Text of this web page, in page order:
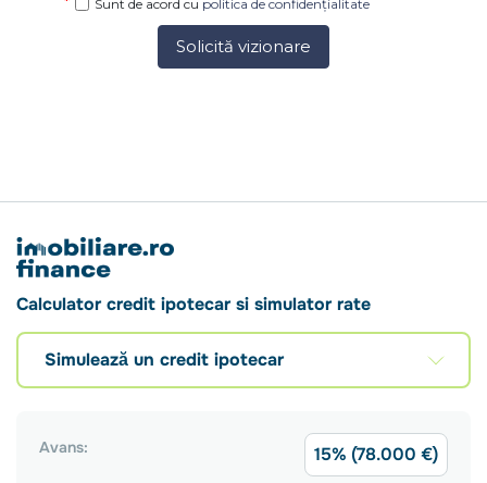
Sunt de acord cu politica de confidențialitate
Solicită vizionare